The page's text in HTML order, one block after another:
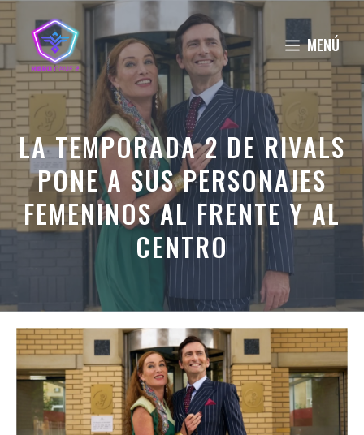
Saltar
al
contenido
MENÚ
LA TEMPORADA 2 DE RIVALS
PONE A SUS PERSONAJES
FEMENINOS AL FRENTE Y AL
CENTRO